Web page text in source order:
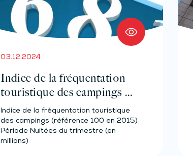
03.12.2024
Indice de la fréquentation
touristique des campings –
Année 2023
Indice de la fréquentation touristique
des campings (référence 100 en 2015)
Période Nuitées du trimestre (en
millions)